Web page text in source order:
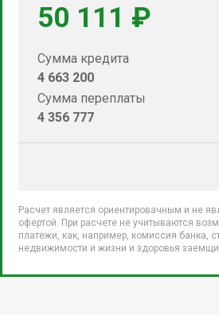
50 111 ₽
Сумма кредита
4 663 200
Сумма переплаты
4 356 777
Расчет является ориентировачным и не
офертой. При расчете не учитываются
платежи, как, например, комиссия банка,
недвижимости и жизни и здоровья